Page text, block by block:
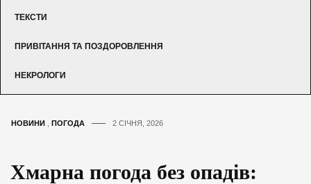
ТЕКСТИ
ПРИВІТАННЯ ТА ПОЗДОРОВЛЕННЯ
НЕКРОЛОГИ
НОВИНИ ПОГОДА 2 СІЧНЯ, 2026
Хмарна погода без опадів: